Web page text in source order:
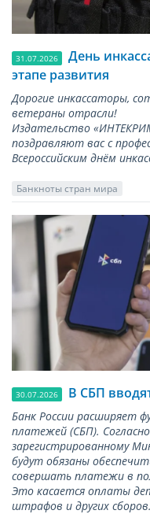
31.07.2026
День
этапе развития
Дорогие инкассаторы,
ветераны отрасли!
Издательство
поздравляют вас с
Всероссийским днём
Банкноты стран мира
30.07.2026 В СБП
Банк России расширяет
платежей (СБП).
зарегистрированному
будут обязаны
совершать платежи в
Это касается оплаты
штрафов и других сборов.